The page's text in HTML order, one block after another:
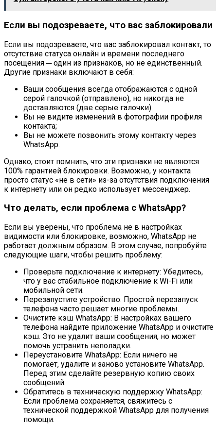
Если вы подозреваете, что вас заблокировали
Если вы подозреваете, что вас заблокировал контакт, то
отсутствие статуса онлайн и времени последнего
посещения ─ один из признаков, но не единственный.
Другие признаки включают в себя:
Ваши сообщения всегда отображаются с одной
серой галочкой (отправлено), но никогда не
доставляются (две серые галочки).
Вы не видите изменений в фотографии профиля
контакта;
Вы не можете позвонить этому контакту через
WhatsApp.
Однако, стоит помнить, что эти признаки не являются
100% гарантией блокировки. Возможно, у контакта
просто статус «не в сети» из-за отсутствия подключения
к интернету или он редко использует мессенджер.
Что делать, если проблема с WhatsApp?
Если вы уверены, что проблема не в настройках
видимости или блокировке, возможно, WhatsApp не
работает должным образом. В этом случае, попробуйте
следующие шаги, чтобы решить проблему:
Проверьте подключение к интернету: Убедитесь,
что у вас стабильное подключение к Wi-Fi или
мобильной сети.
Перезапустите устройство: Простой перезапуск
телефона часто решает многие проблемы.
Очистите кэш WhatsApp: В настройках вашего
телефона найдите приложение WhatsApp и очистите
кэш. Это не удалит ваши сообщения, но может
помочь устранить неполадки.
Переустановите WhatsApp: Если ничего не
помогает, удалите и заново установите WhatsApp.
Перед этим сделайте резервную копию своих
сообщений.
Обратитесь в техническую поддержку WhatsApp:
Если проблема сохраняется, свяжитесь с
технической поддержкой WhatsApp для получения
помощи.